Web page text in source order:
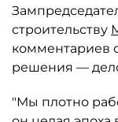
строительству
комментариев
решения —
"Мы плотно